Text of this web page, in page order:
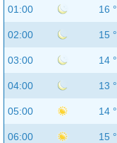
01:00 16 °
02:00 15 °
03:00 14 °
04:00 13 °
05:00 14 °
06:00 15 °